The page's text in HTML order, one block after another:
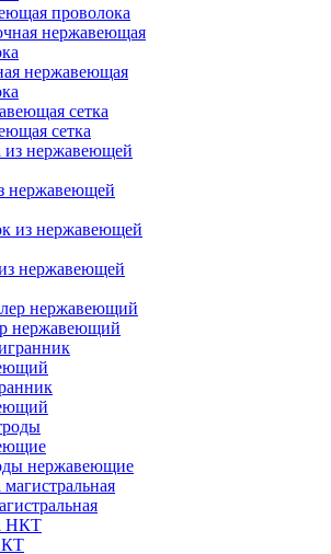
проволока
нержавеющая
сетка
нержавеющей
нержавеющей
нержавеющий
нержавеющие